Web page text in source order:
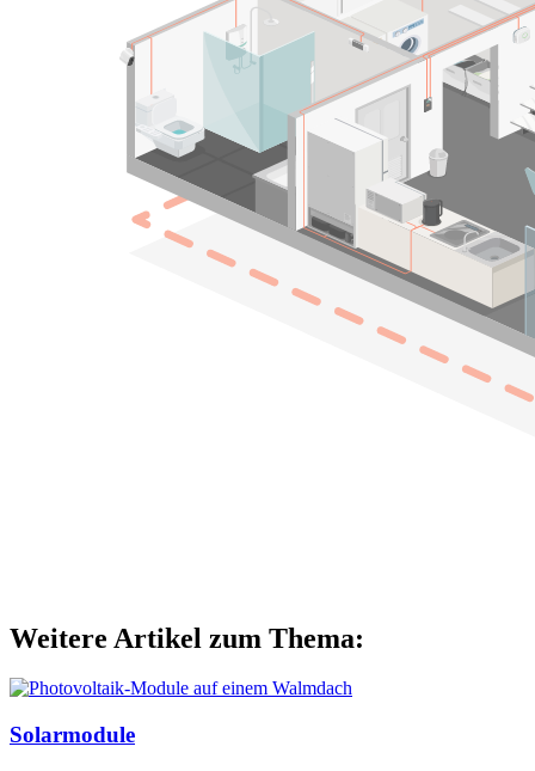
Weitere Artikel zum Thema:
Solarmodule